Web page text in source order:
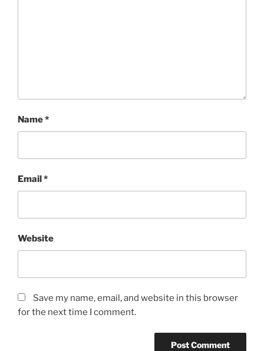
Name*
Email*
Website
Save my name, email, and website in this browser
for the next time I comment.